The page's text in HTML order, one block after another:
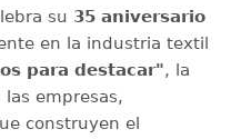
su 35 aniversario
en la industria textil
para destacar", la
empresas,
construyen el